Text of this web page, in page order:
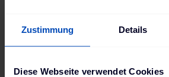
Zustimmung Details
Diese Webseite verwendet Cookies